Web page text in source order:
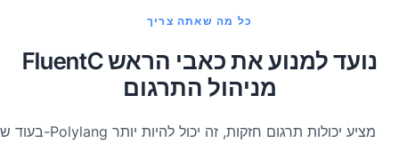
כל מה שאתה צריך
FluentC נועד למנוע את כאבי הראש
מניהול התרגום
בעוד ש-Polylang מציע יכולות תרגום חזקות, זה יכול להיות יותר